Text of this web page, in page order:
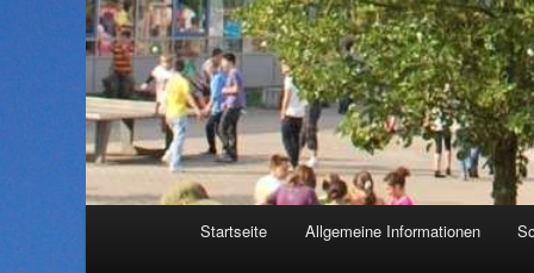
Zum
Startseite Allgemeine Informationen